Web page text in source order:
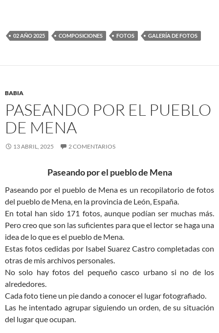
02 AÑO 2025 COMPOSICIONES FOTOS GALERÍA DE FOTOS
BABIA
PASEANDO POR EL PUEBLO
DE MENA
13 ABRIL, 2025 2 COMENTARIOS
Paseando por el pueblo de Mena
Paseando por el pueblo de Mena es un recopilatorio de fotos
del pueblo de Mena, en la provincia de León, España.
En total han sido 171 fotos, aunque podían ser muchas más.
Pero creo que son las suficientes para que el lector se haga una
idea de lo que es el pueblo de Mena.
Estas fotos cedidas por Isabel Suarez Castro completadas con
otras de mis archivos personales.
No solo hay fotos del pequeño casco urbano si no de los
alrededores.
Cada foto tiene un pie dando a conocer el lugar fotografiado.
Las he intentado agrupar siguiendo un orden, de su situación
del lugar que ocupan.